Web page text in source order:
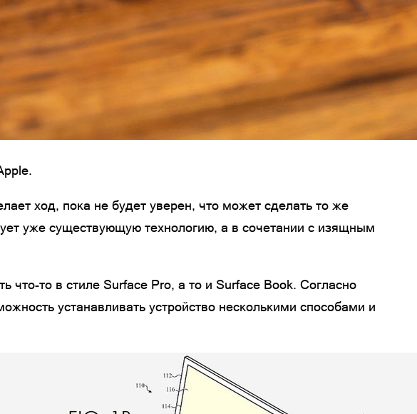
ход, пока не будет уверен, что может сделать то же
уже существующую технологию, а в сочетании с изящным
то в стиле Surface Pro, а то и Surface Book. Согласно
устанавливать устройство несколькими способами и